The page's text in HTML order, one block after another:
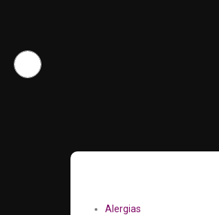
herramienta estupenda la terapia de
biodescodificación. Además y
en tiempo ni en esfuerzo. Susana es
Alergias